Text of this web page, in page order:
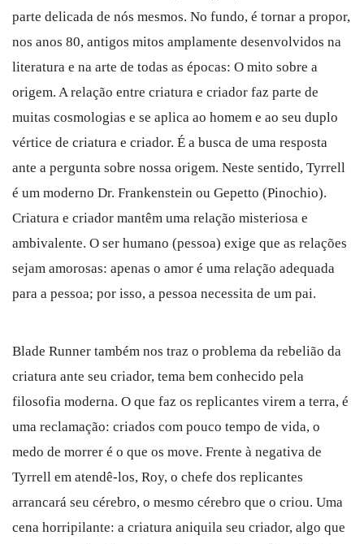
parte delicada de nós mesmos. No fundo, é tornar a propor,
nos anos 80, antigos mitos amplamente desenvolvidos na
literatura e na arte de todas as épocas: O mito sobre a
origem. A relação entre criatura e criador faz parte de
muitas cosmologias e se aplica ao homem e ao seu duplo
vértice de criatura e criador. É a busca de uma resposta
ante a pergunta sobre nossa origem. Neste sentido, Tyrrell
é um moderno Dr. Frankenstein ou Gepetto (Pinochio).
Criatura e criador mantêm uma relação misteriosa e
ambivalente. O ser humano (pessoa) exige que as relações
sejam amorosas: apenas o amor é uma relação adequada
para a pessoa; por isso, a pessoa necessita de um pai.
Blade Runner também nos traz o problema da rebelião da
criatura ante seu criador, tema bem conhecido pela
filosofia moderna. O que faz os replicantes virem a terra, é
uma reclamação: criados com pouco tempo de vida, o
medo de morrer é o que os move. Frente à negativa de
Tyrrell em atendê-los, Roy, o chefe dos replicantes
arrancará seu cérebro, o mesmo cérebro que o criou. Uma
cena horripilante: a criatura aniquila seu criador, algo que